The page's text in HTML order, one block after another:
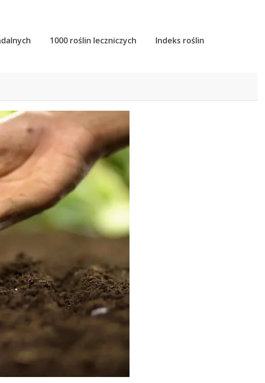
1000 roślin leczniczych Indeks roślin